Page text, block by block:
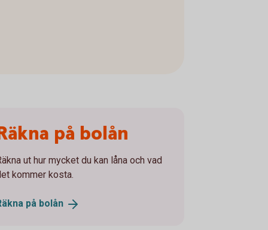
på bolån
ut hur mycket du kan låna och vad
kommer kosta.
på bolån